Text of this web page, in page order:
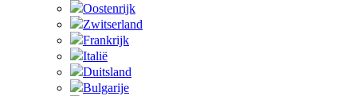
Oostenrijk
Zwitserland
Frankrijk
Italië
Duitsland
Bulgarije